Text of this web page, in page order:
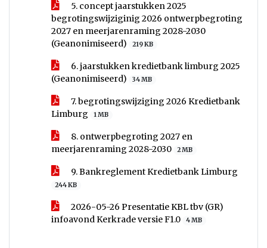
5. concept jaarstukken 2025
begrotingswijziginig 2026 ontwerpbegroting
2027 en meerjarenraming 2028-2030
(Geanonimiseerd)
219 KB
6. jaarstukken kredietbank limburg 2025
(Geanonimiseerd)
34 MB
7. begrotingswijziging 2026 Kredietbank
Limburg
1 MB
8. ontwerpbegroting 2027 en
meerjarenraming 2028-2030
2 MB
9. Bankreglement Kredietbank Limburg
244 KB
2026-05-26 Presentatie KBL tbv (GR)
infoavond Kerkrade versie F1.0
4 MB